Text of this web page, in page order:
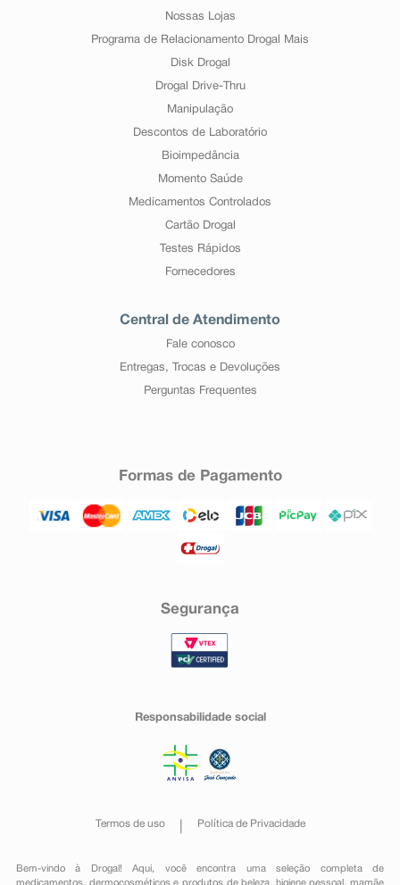
Nossas Lojas
Programa de Relacionamento Drogal Mais
Disk Drogal
Drogal Drive-Thru
Manipulação
Descontos de Laboratório
Bioimpedância
Momento Saúde
Medicamentos Controlados
Cartão Drogal
Testes Rápidos
Fornecedores
Central de Atendimento
Fale conosco
Entregas, Trocas e Devoluções
Perguntas Frequentes
Formas de Pagamento
Segurança
Responsabilidade social
Termos de uso Política de Privacidade
Bem-vindo à Drogal! Aqui, você encontra uma seleção completa de
medicamentos , dermocosméticos e produtos de beleza, higiene pessoal ,mamãe